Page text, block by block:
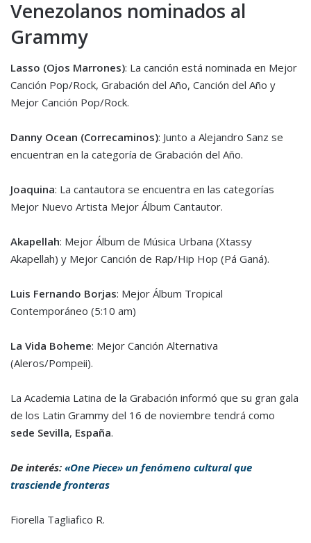
Venezolanos nominados al
Grammy
Lasso (Ojos Marrones): La canción está nominada en Mejor
Canción Pop/Rock, Grabación del Año, Canción del Año y
Mejor Canción Pop/Rock.
Danny Ocean (Correcaminos): Junto a Alejandro Sanz se
encuentran en la categoría de Grabación del Año.
Joaquina: La cantautora se encuentra en las categorías
Mejor Nuevo Artista Mejor Álbum Cantautor.
Akapellah: Mejor Álbum de Música Urbana (Xtassy
Akapellah) y Mejor Canción de Rap/Hip Hop (Pá Ganá).
Luis Fernando Borjas: Mejor Álbum Tropical
Contemporáneo (5:10 am)
La Vida Boheme: Mejor Canción Alternativa
(Aleros/Pompeii).
La Academia Latina de la Grabación informó que su gran gala
de los Latin Grammy del 16 de noviembre tendrá como
sede Sevilla, España.
De interés: «One Piece» un fenómeno cultural que
trasciende fronteras
Fiorella Tagliafico R.